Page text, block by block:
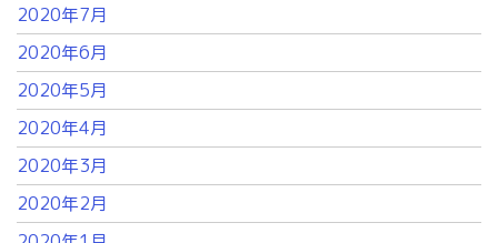
2020年7月
2020年6月
2020年5月
2020年4月
2020年3月
2020年2月